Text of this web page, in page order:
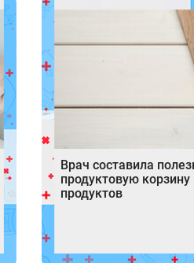
Врач составила
продуктовую
продуктов